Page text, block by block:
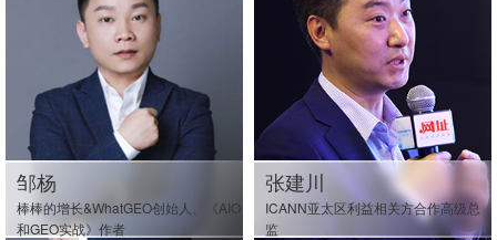
邹杨
棒棒的增长&WhatGEO创始人、《AIO
和GEO实战》作者
张建川
ICANN亚太区利益相关方合作高级总
监